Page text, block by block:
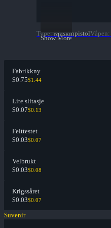
Show More
Type: MaskinpistolVåpen:
Fabrikkny
$0.75$1.44
Lite slitasje
$0.07$0.13
Felttestet
$0.03$0.07
Velbrukt
$0.03$0.08
Krigssåret
$0.03$0.07
Suvenir